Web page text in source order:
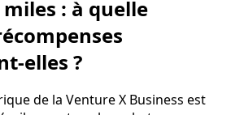
: à quelle
?
de la Venture X Business est